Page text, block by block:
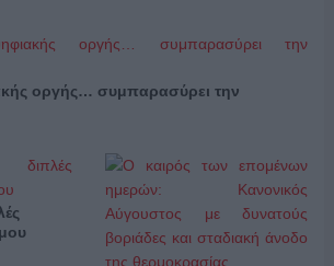
οργής… συμπαρασύρει την